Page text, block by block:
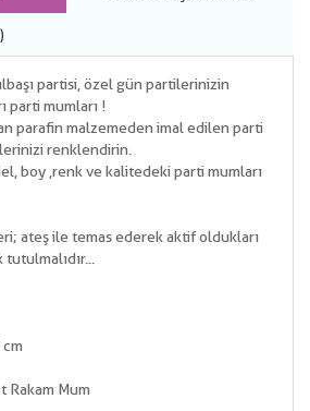
partisi, özel gün partilerinizin
parti mumları !
parafin malzemeden imal edilen parti
renklendirin.
boy ,renk ve kalitedeki parti mumları
ateş ile temas ederek aktif oldukları
cm
Rakam Mum